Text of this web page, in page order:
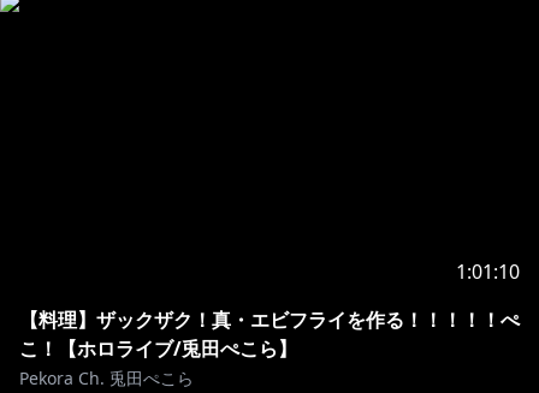
1:01:10
【料理】ザックザク！真・エビフライを作る！！！！！ぺ
こ！【ホロライブ/兎田ぺこら】
Pekora Ch. 兎田ぺこら